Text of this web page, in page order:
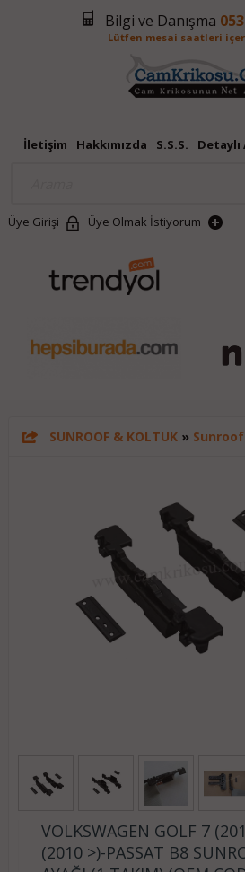
Bilgi ve Danışma
Lütfen mesai saatleri
İletişim Hakkımızda S.S.S. Detaylı
Üye Girişi Üye Olmak İstiyorum
SUNROOF & KOLTUK»
VOLKSWAGEN GOLF 7
(2010 >)-PASSAT B8